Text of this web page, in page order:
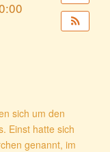
sich um den
Einst hatte sich
genannt, im